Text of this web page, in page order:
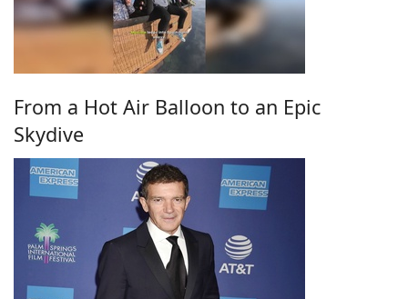
From a Hot Air Balloon to an Epic
Skydive